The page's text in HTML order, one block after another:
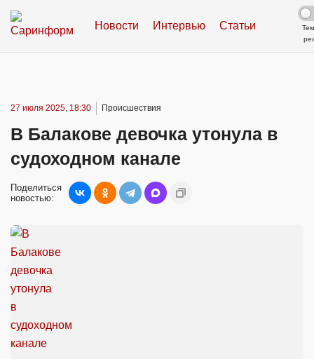
Новости Интервью Статьи
27 июля 2025, 18:30 Происшествия
В Балакове девочка утонула в
судоходном канале
Поделиться
новостью: